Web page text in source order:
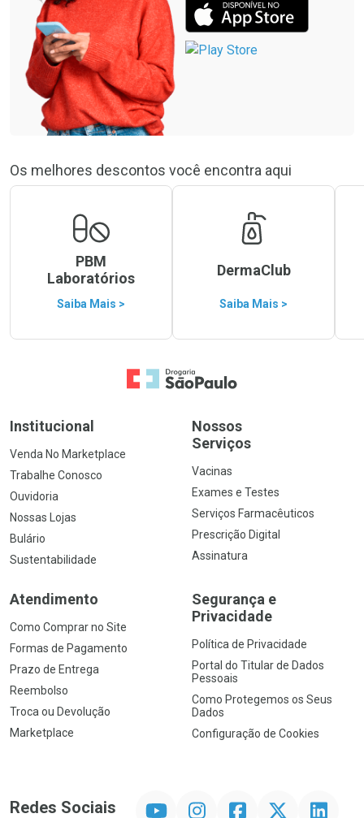
Os melhores descontos você encontra aqui
PBM
Laboratórios
Saiba Mais >
DermaClub
Saiba Mais >
Ir para a Home
Institucional
Venda No Marketplace
Trabalhe Conosco
Ouvidoria
Nossas Lojas
Bulário
Sustentabilidade
Nossos
Serviços
Vacinas
Exames e Testes
Serviços Farmacêuticos
Prescrição Digital
Assinatura
Atendimento
Como Comprar no Site
Formas de Pagamento
Prazo de Entrega
Reembolso
Troca ou Devolução
Marketplace
Segurança e
Privacidade
Política de Privacidade
Portal do Titular de Dados
Pessoais
Como Protegemos os Seus
Dados
Configuração de Cookies
Redes Sociais InstagramFacebook Linkedin